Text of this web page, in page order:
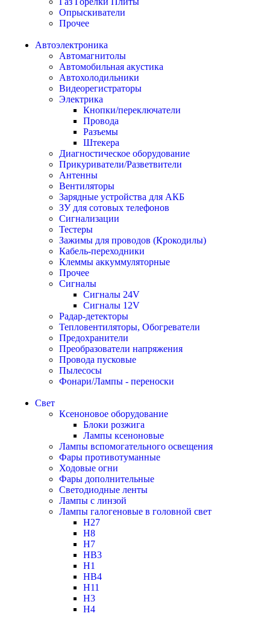
Опрыскиватели
Прочее
Автоэлектроника
Автомагнитолы
Автомобильная акустика
Автохолодильники
Видеорегистраторы
Электрика
Кнопки/переключатели
Провода
Разъемы
Штекера
Диагностическое оборудование
Прикуриватели/Разветвители
Антенны
Вентиляторы
Зарядные устройства для АКБ
ЗУ для сотовых телефонов
Сигнализации
Тестеры
Зажимы для проводов (Крокодилы)
Кабель-переходники
Клеммы аккуммуляторные
Прочее
Сигналы
Сигналы 24V
Сигналы 12V
Радар-детекторы
Тепловентиляторы, Обогреватели
Предохранители
Преобразователи напряжения
Провода пусковые
Пылесосы
Фонари/Лампы - переноски
Свет
Ксеноновое оборудование
Блоки розжига
Лампы ксеноновые
Лампы вспомогательного освещения
Фары противотуманные
Ходовые огни
Фары дополнительные
Светодиодные ленты
Лампы с линзой
Лампы галогеновые в головной свет
H27
H8
H7
HB3
H1
HB4
H11
H3
H4